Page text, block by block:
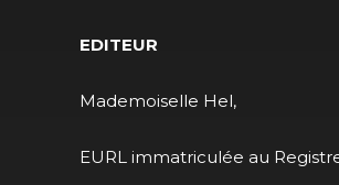
EDITEUR
Mademoiselle Hel,
EURL immatriculée au